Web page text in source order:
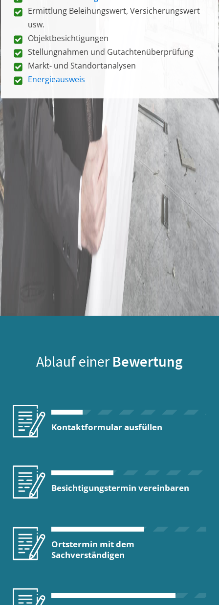
Ermittlung Beleihungswert, Versicherungswert
usw.
Objektbesichtigungen
Stellungnahmen und Gutachtenüberprüfung
Markt- und Standortanalysen
Energieausweis
Ablauf einer Bewertung
Kontaktformular ausfüllen
Besichtigungstermin vereinbaren
Ortstermin mit dem
Sachverständigen